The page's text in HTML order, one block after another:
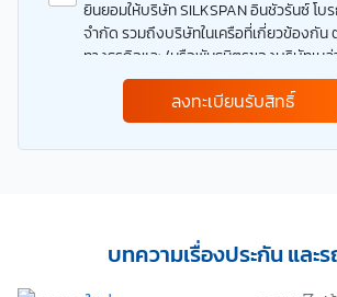
ยินยอมให้บริษัท SILKSPAN อินชัวรันซ์ โบ
จำกัด รวมถึงบริษัทในเครือที่เกี่ยวข้องกัน
ทางธุรกิจและ/หรือพันธมิตรของบริษัทเหล่
เก็บ ใช้ และ/หรือ เปิดเผยข้อมูลส่วนบุคคลแ
บุคคลที่มีความอ่อนไหวของข้าพเจ้า เพื่อวัต
การดำเนินการติดต่อและนำเสนอข้อมูลสำห
ผลิตภัณฑ์ การจัดทำรายการส่งเสริมการข
อื่นๆ ท่านสามารถอ่านรายละเอียดนโยบาย
ส่วนบุคคลและสิทธิของเจ้าของข้อมูลส่วน
ลงทะเบียนรับสิทธิ์
บทความเรื่องประกัน และ